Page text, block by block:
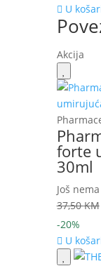
U
Akcija
forte
30ml
Još
37,50KM
-20%
U